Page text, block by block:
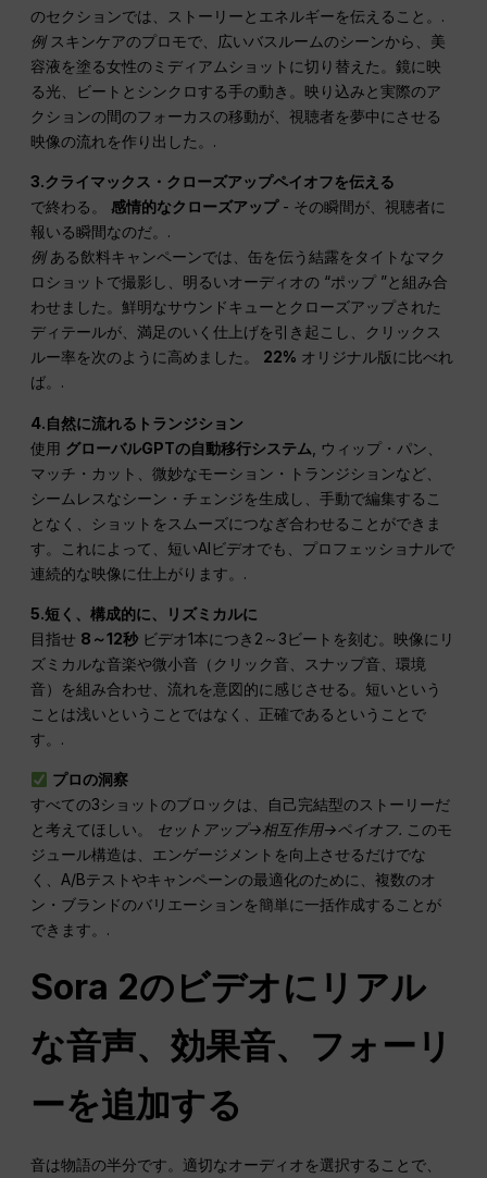
のセクションでは、ストーリーとエネルギーを伝えること。.
例スキンケアのプロモで、広いバスルームのシーンから、美
容液を塗る女性のミディアムショットに切り替えた。鏡に映
る光、ビートとシンクロする手の動き。映り込みと実際のア
クションの間のフォーカスの移動が、視聴者を夢中にさせる
映像の流れを作り出した。.
3.クライマックス・クローズアップペイオフを伝える
で終わる。感情的なクローズアップ- その瞬間が、視聴者に
報いる瞬間なのだ。.
例ある飲料キャンペーンでは、缶を伝う結露をタイトなマク
ロショットで撮影し、明るいオーディオの “ポップ ”と組み合
わせました。鮮明なサウンドキューとクローズアップされた
ディテールが、満足のいく仕上げを引き起こし、クリックス
ルー率を次のように高めました。 22% オリジナル版に比べれ
ば。.
4.自然に流れるトランジション
使用 グローバルGPTの自動移行システム , ウィップ・パン、
マッチ・カット、微妙なモーション・トランジションなど、
シームレスなシーン・チェンジを生成し、手動で編集するこ
となく、ショットをスムーズにつなぎ合わせることができま
す。これによって、短いAIビデオでも、プロフェッショナルで
連続的な映像に仕上がります。.
5.短く、構成的に、リズミカルに
目指せ 8～12秒 ビデオ1本につき2～3ビートを刻む。映像にリ
ズミカルな音楽や微小音（クリック音、スナップ音、環境
音）を組み合わせ、流れを意図的に感じさせる。短いという
ことは浅いということではなく、正確であるということで
す。.
プロの洞察
すべての3ショットのブロックは、自己完結型のストーリーだ
と考えてほしい。 セットアップ→相互作用→ペイオフ. このモ
ジュール構造は、エンゲージメントを向上させるだけでな
く、A/Bテストやキャンペーンの最適化のために、複数のオ
ン・ブランドのバリエーションを簡単に一括作成することが
できます。.
Sora 2のビデオにリアル
な音声、効果音、フォーリ
ーを追加する
音は物語の半分です。適切なオーディオを選択することで、